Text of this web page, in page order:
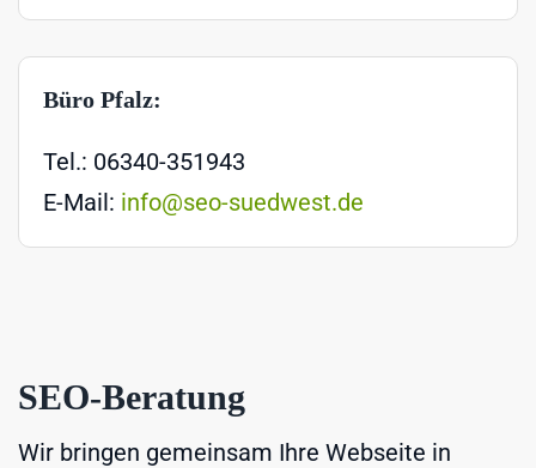
Büro Pfalz:
Tel.: 06340-351943
E-Mail: info@seo-suedwest.de
SEO-Beratung
Wir bringen gemeinsam Ihre Webseite in